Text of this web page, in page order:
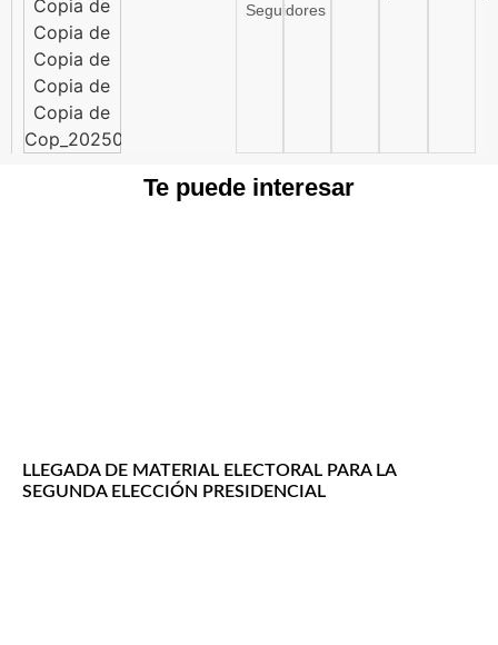
Seguidores
Te puede interesar
LLEGADA DE MATERIAL ELECTORAL PARA LA
SEGUNDA ELECCIÓN PRESIDENCIAL